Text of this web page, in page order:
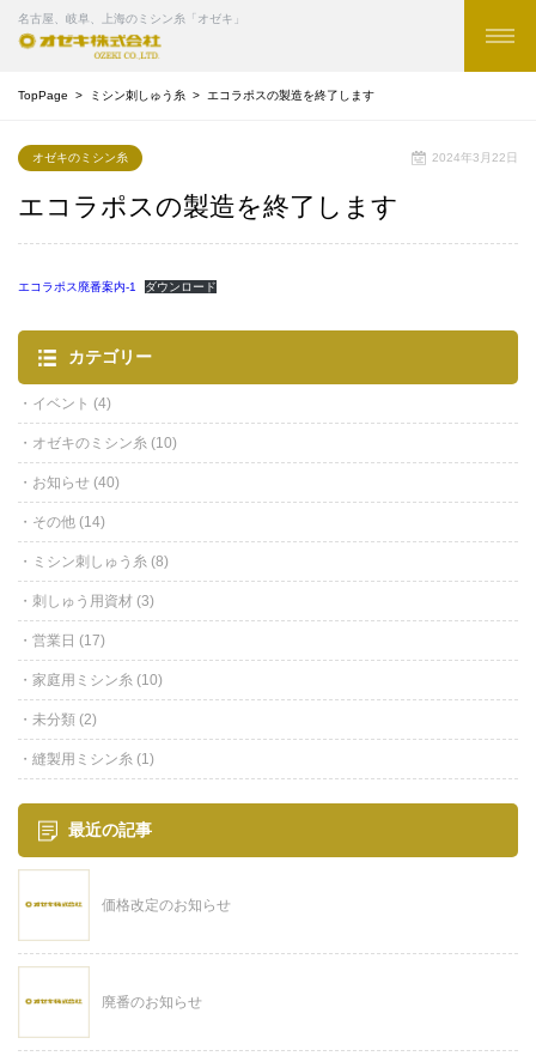
名古屋、岐阜、上海のミシン糸「オゼキ」
TopPage ミシン刺しゅう糸 エコラポスの製造を終了します
オゼキのミシン糸 2024年3月22日
エコラポスの製造を終了します
エコラポス廃番案内-1 ダウンロード
カテゴリー
イベント (4)
オゼキのミシン糸 (10)
お知らせ (40)
その他 (14)
ミシン刺しゅう糸 (8)
刺しゅう用資材 (3)
営業日 (17)
家庭用ミシン糸 (10)
未分類 (2)
縫製用ミシン糸 (1)
最近の記事
価格改定のお知らせ
廃番のお知らせ